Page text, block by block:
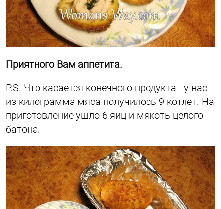
Приятного Вам аппетита.
P.S. Что касается конечного продукта - у нас
из килограмма мяса получилось 9 котлет. На
приготовление ушло 6 яиц и мякоть целого
батона.